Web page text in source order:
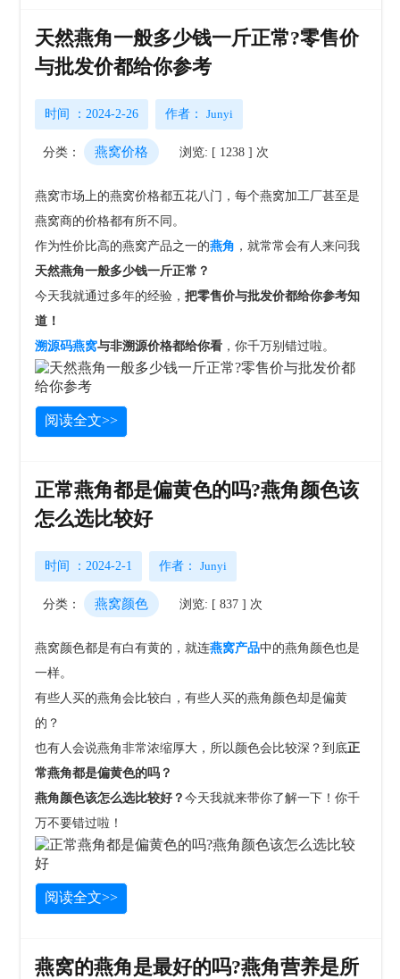
天然燕角一般多少钱一斤正常?零售价
与批发价都给你参考
时间 ：2024-2-26 作者：Junyi
分类： 燕窝价格 浏览: [ 1238 ] 次
燕窝市场上的燕窝价格都五花八门，每个燕窝加工厂甚至是
燕窝商的价格都有所不同。
作为性价比高的燕窝产品之一的燕角 ，就常常会有人来问我
天然燕角一般多少钱一斤正常？
今天我就通过多年的经验，把零售价与批发价都给你参考知
道！
溯源码燕窝与非溯源价格都给你看 ，你千万别错过啦。
阅读全文>>
正常燕角都是偏黄色的吗?燕角颜色该
怎么选比较好
时间 ：2024-2-1 作者：Junyi
分类： 燕窝颜色 浏览: [ 837 ] 次
燕窝颜色都是有白有黄的，就连燕窝产品中的燕角颜色也是
一样。
有些人买的燕角会比较白，有些人买的燕角颜色却是偏黄
的？
也有人会说燕角非常浓缩厚大，所以颜色会比较深？到底正
常燕角都是偏黄色的吗？
燕角颜色该怎么选比较好？今天我就来带你了解一下！你千
万不要错过啦！
阅读全文>>
燕窝的燕角是最好的吗?燕角营养是所